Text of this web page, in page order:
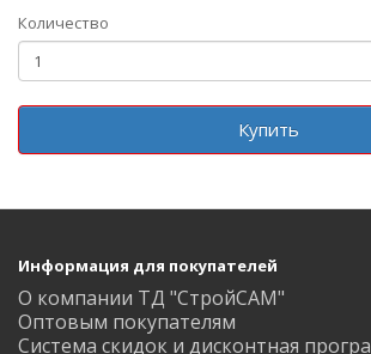
Количество
Купить
Информация для покупателей
О компании ТД "СтройСАМ"
Оптовым покупателям
Система скидок и дисконтная